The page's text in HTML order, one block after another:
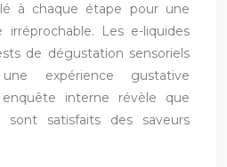
à chaque étape pour une
Les e-liquides
de dégustation sensoriels
expérience gustative
interne révèle que
sont satisfaits des saveurs